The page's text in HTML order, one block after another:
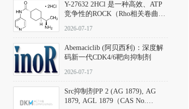
Y-27632 2HCl 是一种高效、ATP
竞争性的ROCK（Rho相关卷曲螺
同等抑制ROCK1与ROCK2；其通
过精准嵌入激酶的ATP结合位点
发挥抑制作用，对ROCK1和
ROCK2的解离常数（Ki）分别为
140 nM和300 nM；在众多丝氨酸/
中，其靶向ROCK的选择性超过
200倍，凸显出优异的分子特异
2026-07-17
Abemaciclib (阿贝西利)：深度解
码新一代CDK4/6靶向抑制剂
2026-07-17
Src抑制剂PP 2 (AG 1879), AG
1879, AGL 1879（CAS No.